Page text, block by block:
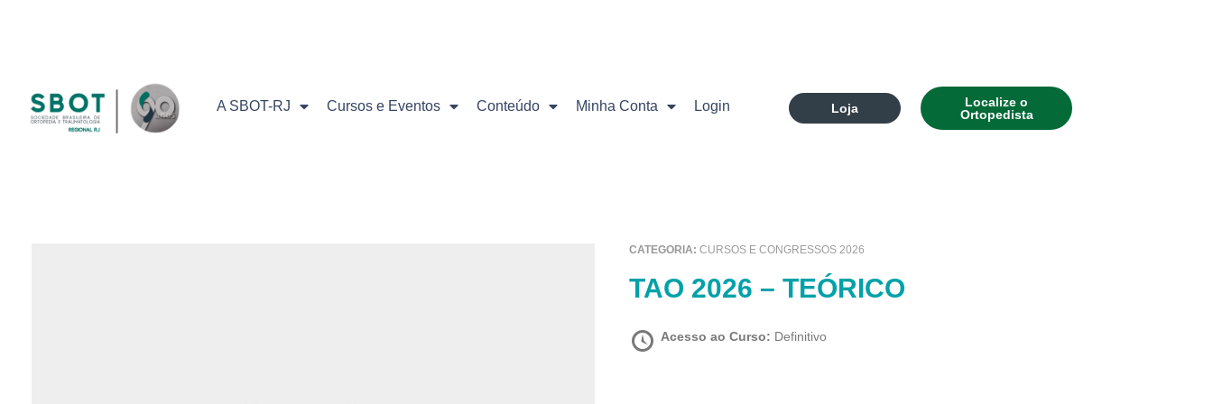
A SBOT-RJ Cursos e Eventos Conteúdo Minha Conta Login Loja
Localize o
Ortopedista
CATEGORIA:CURSOS E CONGRESSOS 2026
TAO 2026 – TEÓRICO
Acesso ao Curso: Definitivo